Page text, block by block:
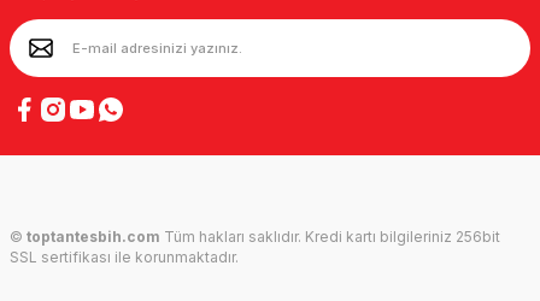
© toptantesbih.com Tüm hakları saklıdır. Kredi kartı bilgileriniz 256bit
SSL sertifikası ile korunmaktadır.